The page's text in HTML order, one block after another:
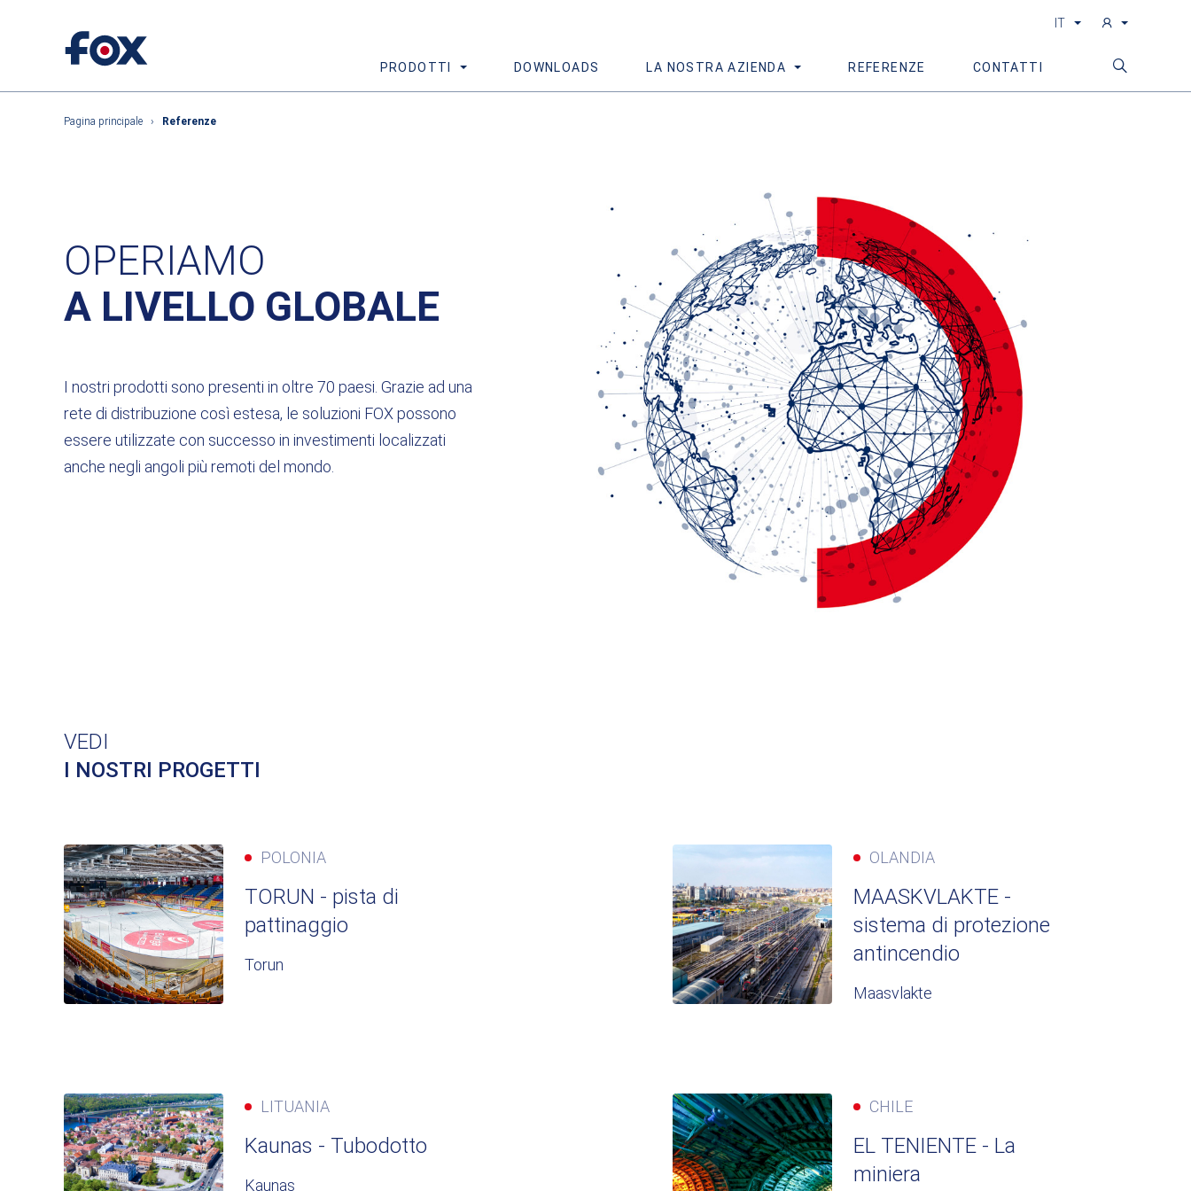
IT
PRODOTTI DOWNLOADS LA NOSTRA AZIENDA REFERENZE CONTATTI
Pagina principale › Referenze
OPERIAMO
A LIVELLO GLOBALE
I nostri prodotti sono presenti in oltre 70 paesi. Grazie ad una
rete di distribuzione così estesa, le soluzioni FOX possono
essere utilizzate con successo in investimenti localizzati
anche negli angoli più remoti del mondo.
VEDI
I NOSTRI PROGETTI
POLONIA
TORUN - pista di
pattinaggio
Torun
OLANDIA
MAASKVLAKTE -
sistema di protezione
antincendio
Maasvlakte
LITUANIA
Kaunas - Tubodotto
Kaunas
CHILE
EL TENIENTE - La
miniera